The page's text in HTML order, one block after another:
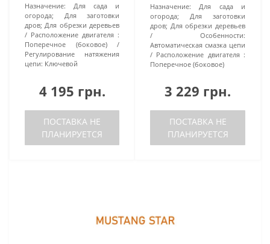
Назначение:
Для сада и
огорода; Для заготовки
дров; Для обрезки деревьев
Расположение двигателя :
Поперечное (боковое)
Регулирование натяжения
цепи: Ключевой
4 195 грн.
ПОСТАВКА НЕ
ПЛАНИРУЕТСЯ
Назначение:
Для сада и
огорода; Для заготовки
дров; Для обрезки деревьев
Особенности:
Автоматическая смазка цепи
Расположение двигателя :
Поперечное (боковое)
3 229 грн.
ПОСТАВКА НЕ
ПЛАНИРУЕТСЯ